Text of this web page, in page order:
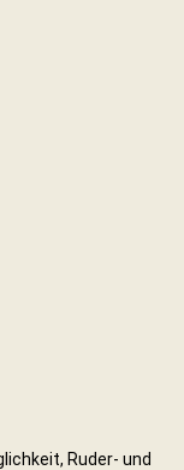
Ruder- und